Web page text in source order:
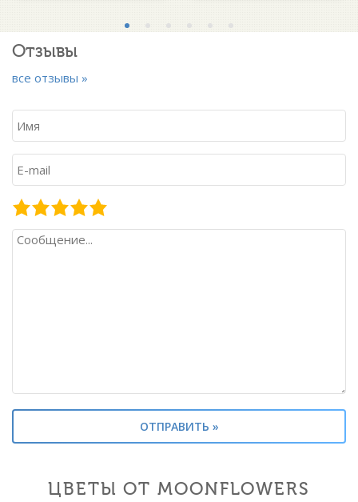
Отзывы
все отзывы »
ЦВЕТЫ ОТ MOONFLOWERS